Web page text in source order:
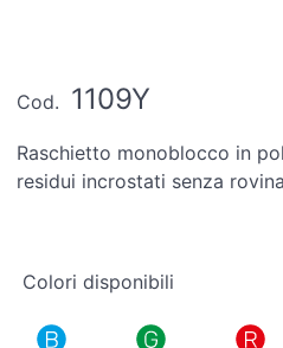
Cod. 1109Y
Raschietto monoblocco in
residui incrostati senza
Colori disponibili